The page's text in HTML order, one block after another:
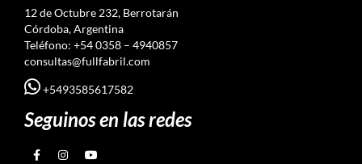
12 de Octubre 232, Berrotarán
Córdoba, Argentina
Teléfono: +54 0358 – 4940857
consultas@fullfabril.com
+5493585617582
Seguinos en las redes